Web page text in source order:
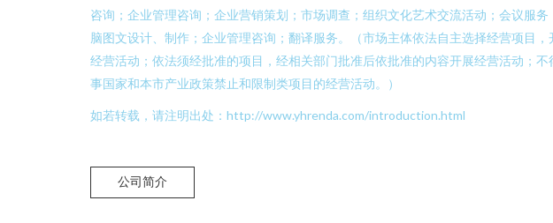
咨询；企业管理咨询；企业营销策划；市场调查；组织文化艺术交流活动；会议服务
脑图文设计、制作；企业管理咨询；翻译服务。（市场主体依法自主选择经营项目，
经营活动；依法须经批准的项目，经相关部门批准后依批准的内容开展经营活动；不
事国家和本市产业政策禁止和限制类项目的经营活动。）
如若转载，请注明出处：http://www.yhrenda.com/introduction.html
公司简介